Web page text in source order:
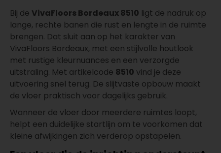
Bij de VivaFloors Bordeaux 8510 ligt de nadruk op
lange, rechte banen die rust en lengte in de ruimte
brengen. Dat sluit aan op het karakter van
VivaFloors Bordeaux, met een stijlvolle houtlook
met rustige kleurnuances en een verzorgde
uitstraling. Met artikelcode 8510 vind je deze
uitvoering snel terug. De slijtvaste opbouw maakt
de vloer praktisch voor dagelijks gebruik.
Wanneer de vloer door meerdere ruimtes loopt,
helpt een duidelijke startlijn om te voorkomen dat
kleine afwijkingen zich verderop opstapelen.